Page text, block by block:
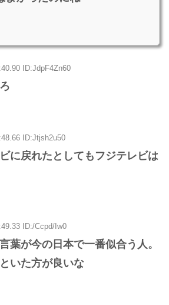
ID:JdpF4Zn60
ID:Jtjsh2u50
に戻れたとしてもフジテレビは
ID:/Ccpd/Iw0
葉が今の日本で一番似合う人。
いた方が良いな